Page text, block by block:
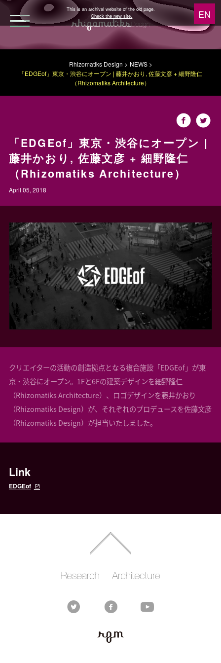
This is an archival website of the old page.
Check the new site.
Rhizomatiks Design
NEWS
「EDGEof」東京・渋谷にオープン | 藤井かおり, 佐藤文彦 + 細野隆仁
（Rhizomatiks Architecture）
「EDGEof」東京・渋谷にオープン |
藤井かおり, 佐藤文彦 + 細野隆仁
（Rhizomatiks Architecture）
April 05, 2018
クリエイターの活動の創造拠点となる複合施設「EDGEof」が東
京・渋谷にオープン。1Fと6Fの建築デザインを細野隆仁
（Rhizomatiks Architecture）、ロゴデザインを藤井かおり
（Rhizomatiks Design）が、それぞれのプロデュースを佐藤文彦
（Rhizomatiks Design）が担当いたしました。
Link
EDGEof
Rhizomatiks
Rhizomatiks
WORKS
NEWS
ABOUT
Research
Architecture